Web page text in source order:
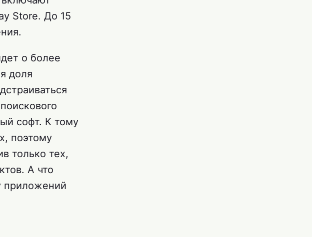
Store. До 15
о более
доля
софт. К тому
поэтому
только тех,
А что
приложений